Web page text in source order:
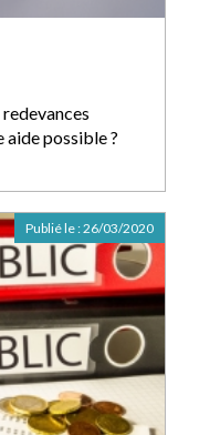
aide possible ?
Publié le :26/03/2020